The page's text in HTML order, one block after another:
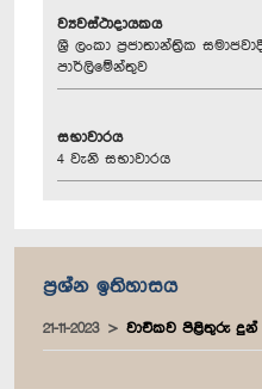
ව්‍යවස්ථාදායකය
ශ්‍රී ලංකා ප්‍රජාතාන්ත්‍රික
පාර්ලිමේන්තුව
සභාවාරය
4 වැනි සභාවාරය
ප්‍රශ්න ඉතිහාසය
21-11-2023 වාචිකව පිළිතුරු දුන්